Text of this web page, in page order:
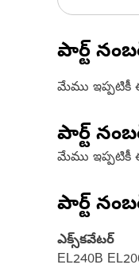
పార్ట్
మేము ఇప్పటికీ
పార్ట్
మేము ఇప్పటికీ
పార్ట్
ఎక్స్‌కవేటర్
EL240B